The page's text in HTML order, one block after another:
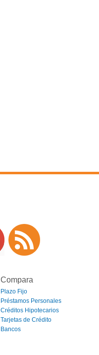
Compara
Plazo Fijo
Préstamos Personales
Créditos Hipotecarios
Tarjetas de Crédito
Bancos